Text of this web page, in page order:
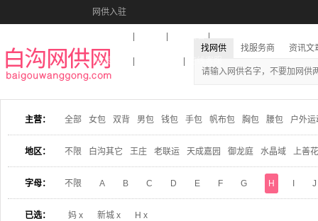
网供入驻
收藏本站
找网供 找服务商 资讯文
主营： 全部 女包 双背 男包 钱包 手包 帆布包 胸包 腰包 户外运
地区： 不限 白沟其它 王庄 老联运 天成嘉园 御龙庭 水晶域 上善
字母： 不限 A B C D E F G H J
已选： 妈 x 新城 x H x